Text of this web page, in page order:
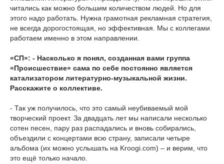
читались как можно большим количеством людей. Но для
этого надо работать. Нужна грамотная рекламная стратегия,
не всегда дорогостоящая, но эффективная. Мы с коллегами
работаем именно в этом направлении.
«СП»: - Насколько я понял, созданная вами группа
«Происшествие» сама по себе постоянно является
катализатором литературно-музыкальной жизни.
Расскажите о коллективе.
- Так уж получилось, что это самый неубиваемый мой
творческий проект. За двадцать лет мы написали несколько
сотен песен, пару раз распадались и вновь собирались,
объездили с концертами всю страну, записали четыре
альбома (их можно услышать на Kroogi.com) – и верим, что
это ещё только начало.